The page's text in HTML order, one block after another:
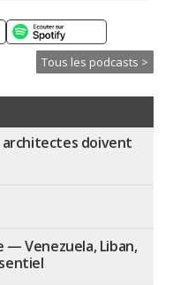
Tous les podcasts >
doivent
— Venezuela, Liban,